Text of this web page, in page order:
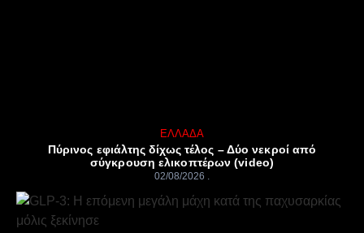
ΕΛΛΆΔΑ
Πύρινος εφιάλτης δίχως τέλος – Δύο νεκροί από
σύγκρουση ελικοπτέρων (video)
02/08/2026